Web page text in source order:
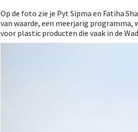
Op de foto zie je Pyt Sipma en Fatiha
van waarde, een meerjarig
voor plastic producten die vaak in de